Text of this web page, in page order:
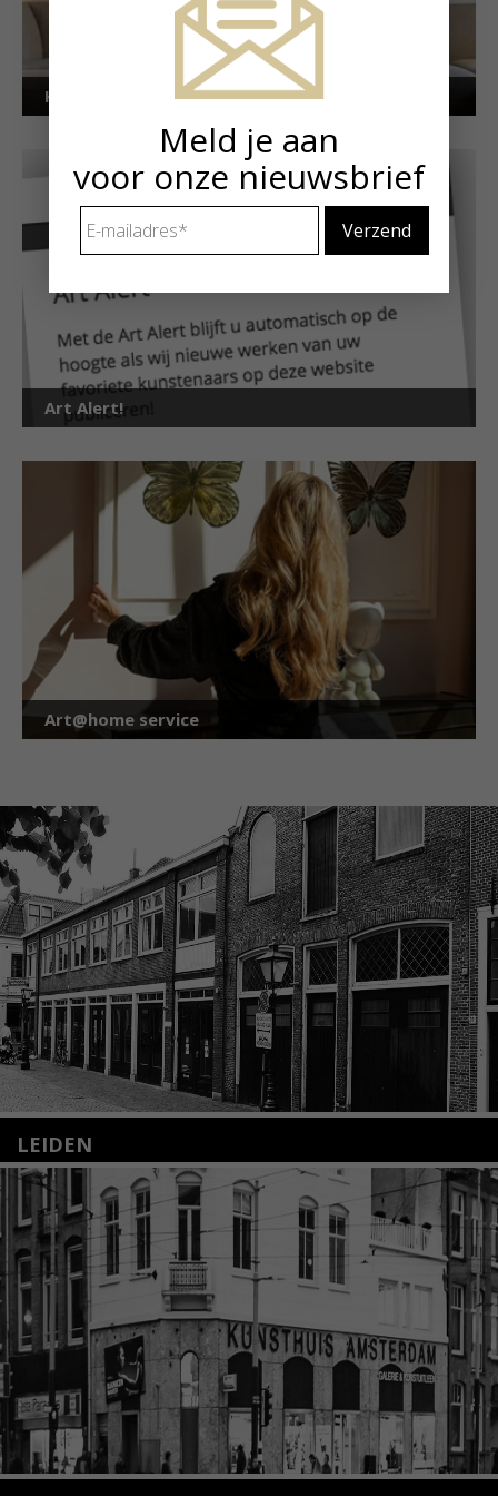
Kunstuitleen voor particulieren
Art Alert!
Art@home service
LEIDEN
Nieuwstraat 35
2312 KA Leiden
+31(0)71 – 52 84 480
info@kunsthuisleiden.nl
Lees meer
Meld je aan
voor onze nieuwsbrief
mailadres *